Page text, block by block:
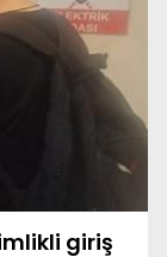
giriş